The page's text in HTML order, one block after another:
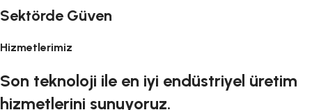
Sektörde Güven
Hizmetlerimiz
Son teknoloji ile en iyi endüstriyel üretim
hizmetlerini sunuyoruz.